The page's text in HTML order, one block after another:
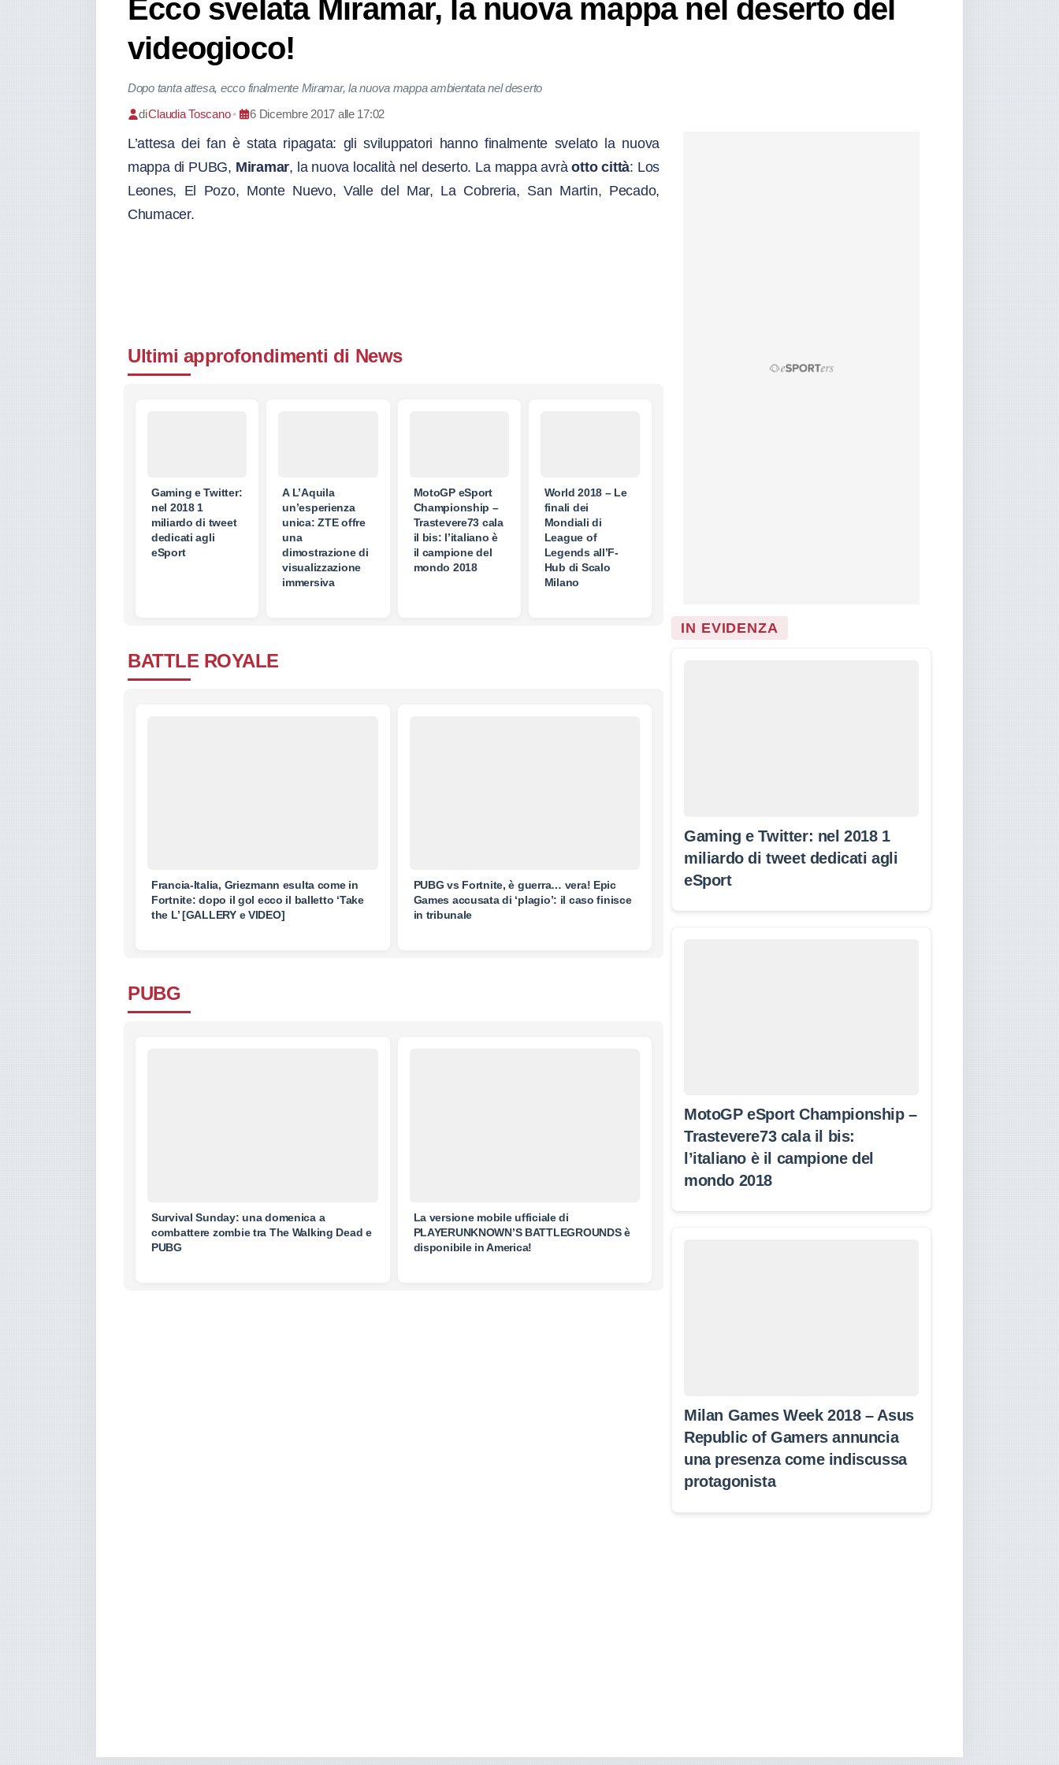
Ecco svelata Miramar, la nuova mappa nel deserto del
videogioco!
Dopo tanta attesa, ecco finalmente Miramar, la nuova mappa ambientata nel deserto
diClaudia Toscano • 6 Dicembre 2017 alle 17:02
L’attesa dei fan è stata ripagata: gli sviluppatori hanno finalmente svelato la nuova
mappa di PUBG, Miramar, la nuova località nel deserto. La mappa avràotto città: Los
Leones, El Pozo, Monte Nuevo, Valle del Mar, La Cobreria, San Martin, Pecado,
Chumacer.
Ultimi approfondimenti di News
Gaming e Twitter:
nel 2018 1
miliardo di tweet
dedicati agli
eSport
A L’Aquila
un’esperienza
unica: ZTE offre
una
dimostrazione di
visualizzazione
immersiva
MotoGP eSport
Championship –
Trastevere73 cala
il bis: l’italiano è
il campione del
mondo 2018
World 2018 – Le
finali dei
Mondiali di
League of
Legends all’F-
Hub di Scalo
Milano
BATTLE ROYALE
Francia-Italia, Griezmann esulta come in
Fortnite: dopo il gol ecco il balletto ‘Take
the L’ [GALLERY e VIDEO]
PUBG vs Fortnite, è guerra… vera! Epic
Games accusata di ‘plagio’: il caso finisce
in tribunale
PUBG
Survival Sunday: una domenica a
combattere zombie tra The Walking Dead e
PUBG
La versione mobile ufficiale di
PLAYERUNKNOWN’S BATTLEGROUNDS è
disponibile in America!
IN EVIDENZA
Gaming e Twitter: nel 2018 1
miliardo di tweet dedicati agli
eSport
MotoGP eSport Championship –
Trastevere73 cala il bis:
l’italiano è il campione del
mondo 2018
Milan Games Week 2018 – Asus
Republic of Gamers annuncia
una presenza come indiscussa
protagonista